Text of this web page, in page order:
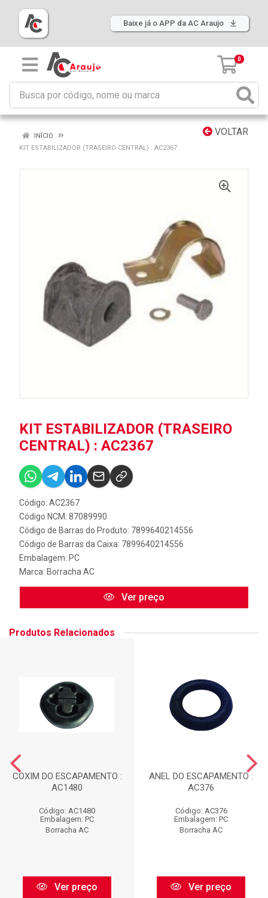
Baixe já o APP da AC Araujo
0
VOLTAR
INÍCIO
KIT ESTABILIZADOR (TRASEIRO CENTRAL) : AC2367
KIT ESTABILIZADOR (TRASEIRO
CENTRAL) : AC2367
Código: AC2367
Código NCM: 87089990
Código de Barras do Produto: 7899640214556
Código de Barras da Caixa: 7899640214556
Embalagem: PC
Marca: Borracha AC
Ver preço
Produtos Relacionados
COXIM DO ESCAPAMENTO :
AC1480
Código: AC1480
Embalagem: PC
Borracha AC
Ver preço
ANEL DO ESCAPAMENTO :
AC376
Código: AC376
Embalagem: PC
Borracha AC
Ver preço